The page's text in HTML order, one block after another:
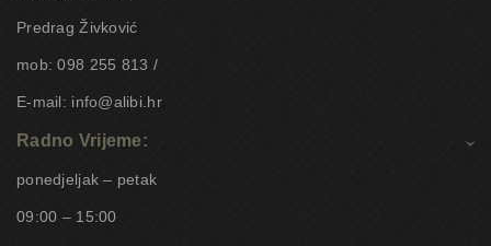
Predrag Živković
mob: 098 255 813 /
E-mail: info@alibi.hr
Radno Vrijeme:
ponedjeljak – petak
09:00 – 15:00